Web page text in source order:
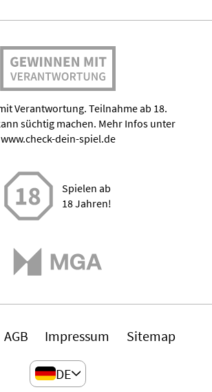
Verantwortung. Teilnahme ab 18.
süchtig machen. Mehr Infos unter
www.check-dein-spiel.de
Spielen ab
18 Jahren!
AGB Impressum Sitemap
DE